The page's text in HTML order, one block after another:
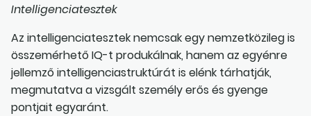
Intelligenciatesztek
Az intelligenciatesztek nemcsak egy nemzetközileg is
összemérhető IQ-t produkálnak, hanem az egyénre
jellemző intelligenciastruktúrát is elénk tárhatják,
megmutatva a vizsgált személy erős és gyenge
pontjait egyaránt.